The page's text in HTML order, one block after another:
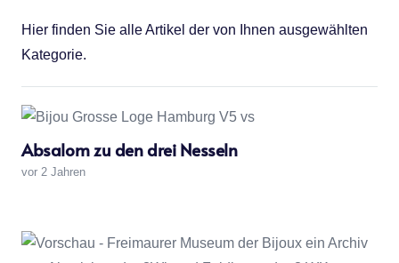
Hier finden Sie alle Artikel der von Ihnen ausgewählten
Kategorie.
Absalom zu den drei Nesseln
vor 2 Jahren